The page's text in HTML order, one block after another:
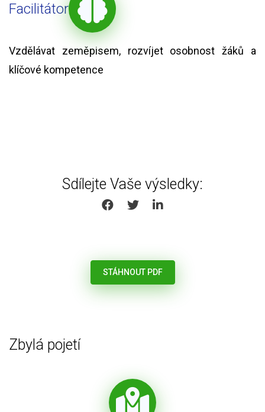
Facilitátor
Vzdělávat zeměpisem, rozvíjet osobnost žáků a
klíčové kompetence
Sdílejte Vaše výsledky:
SHARE ON FACEBOOK
SHARE ON TWITTER
SHARE ON LINKEDIN
STÁHNOUT PDF
Zbylá pojetí